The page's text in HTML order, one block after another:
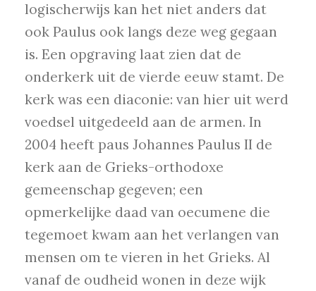
logischerwijs kan het niet anders dat
ook Paulus ook langs deze weg gegaan
is. Een opgraving laat zien dat de
onderkerk uit de vierde eeuw stamt. De
kerk was een diaconie: van hier uit werd
voedsel uitgedeeld aan de armen. In
2004 heeft paus Johannes Paulus II de
kerk aan de Grieks-orthodoxe
gemeenschap gegeven; een
opmerkelijke daad van oecumene die
tegemoet kwam aan het verlangen van
mensen om te vieren in het Grieks. Al
vanaf de oudheid wonen in deze wijk